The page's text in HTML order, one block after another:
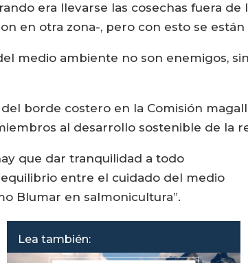
era llevarse las cosechas fuera
en otra zona-, pero con esto se
medio ambiente no son enemigos,
borde costero en la Comisión
al desarrollo sostenible de la
que dar tranquilidad a todo
entre el cuidado del medio
Blumar en salmonicultura”.
Lea también: